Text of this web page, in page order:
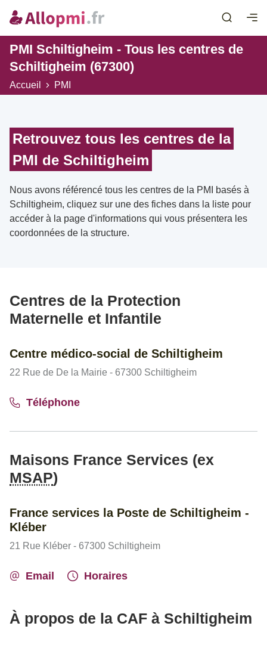
PMI Schiltigheim - Tous les centres de
Schiltigheim (67300)
Accueil PMI
Retrouvez tous les centres de la
PMI de Schiltigheim
Nous avons référencé tous les centres de la PMI basés à
Schiltigheim, cliquez sur une des fiches dans la liste pour
accéder à la page d'informations qui vous présentera les
coordonnées de la structure.
Centres de la Protection
Maternelle et Infantile
Centre médico-social de Schiltigheim
22 Rue de De la Mairie - 67300 Schiltigheim
Téléphone
Maisons France Services (ex
MSAP)
France services la Poste de Schiltigheim -
Kléber
21 Rue Kléber - 67300 Schiltigheim
Email Horaires
À propos de la CAF à Schiltigheim